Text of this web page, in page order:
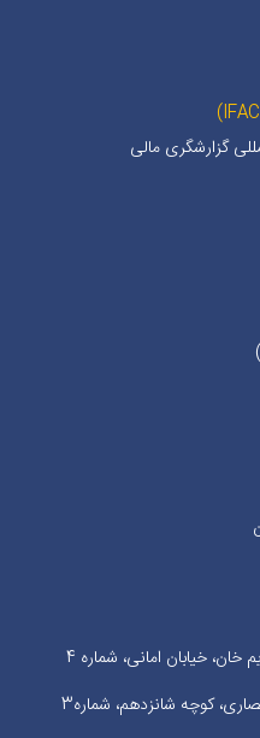
گزارشگری مالی
خیابان امانی، شماره 4
کوچه شانزدهم، شماره3